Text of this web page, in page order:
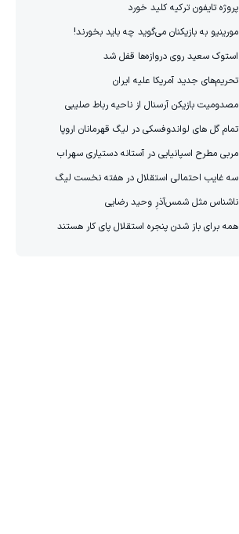
پروژه تایفون ترکیه کلید خورد
مورینیو به بازیکنان می‌گوید چه باید بخورند!
استوک سعید روی دروازه‌ها قفل شد
تحریم‌های جدید آمریکا علیه ایران
مصدومیت بازیکن آرسنال از ناحیه رباط صلیبی
تمام گل های لواندوفسکی در لیگ قهرمانان اروپا
مربی مطرح اسپانیایی در آستانه دستیاری سهراب
سه غایب احتمالی استقلال در هفته نخست لیگ
ناشناس مثل شمس‌آذرِ وحید رضایی
همه برای باز شدن پنجره استقلال پای کار هستند